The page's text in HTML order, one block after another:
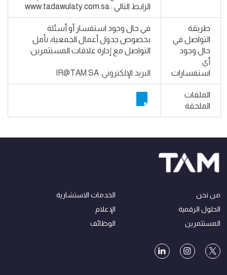
الرابط التالي : www.tadawulaty.com.sa
طريقة
التواصل في
حال وجود
أي
استفسارات
في حال وجود استفسار أو أسئلة
بخصوص جدول أعمال الجمعية، نأمل
التواصل مع إدارة علاقات المستثمرين:
البريد الإلكتروني: IR@TAM.SA
الملفات
الملحقة
من نحن
الخدمات الاستشارية
الحلول الرقمية
الإعلام
المستثمرين
الوظائف